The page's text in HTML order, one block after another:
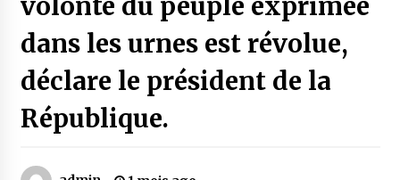
Quand on va vite
« Père, tiens-moi, je vais tomber ! »
5 ans ago
Le bouc de l’Au-delà
dans les urnes est révolue,
déclare le président de la
République.